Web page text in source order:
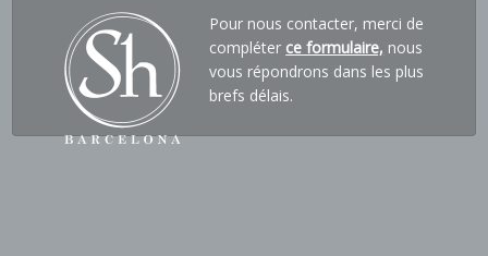
Pour nous contacter, merci de
compléter ce formulaire, nous
vous répondrons dans les plus
brefs délais.